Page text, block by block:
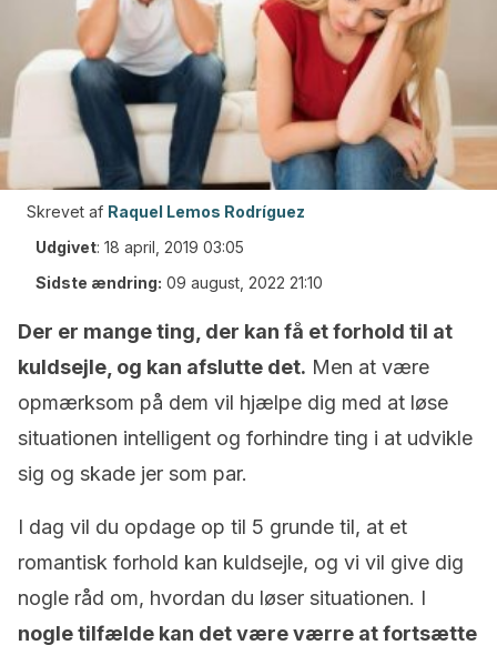
Skrevet af Raquel Lemos Rodríguez
Udgivet: 18 april, 2019 03:05
Sidste ændring: 09 august, 2022 21:10
Der er mange ting, der kan få et forhold til at
kuldsejle, og kan afslutte det. Men at være
opmærksom på dem vil hjælpe dig med at løse
situationen intelligent og forhindre ting i at udvikle
sig og skade jer som par.
I dag vil du opdage op til 5 grunde til, at et
romantisk forhold kan kuldsejle, og vi vil give dig
nogle råd om, hvordan du løser situationen. I
nogle tilfælde kan det være værre at fortsætte